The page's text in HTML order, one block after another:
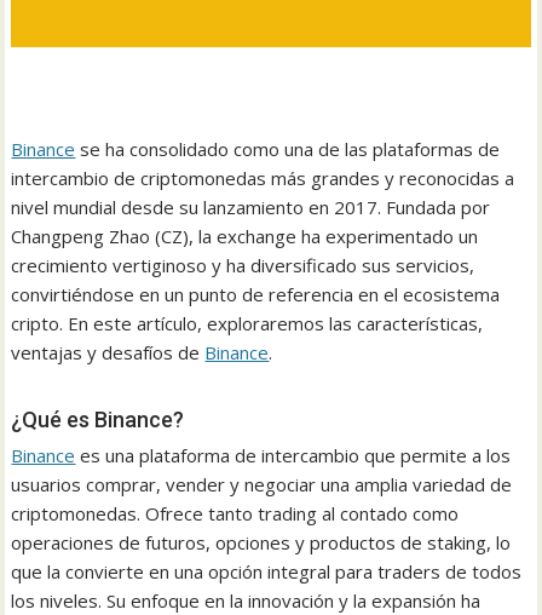
Binance se ha consolidado como una de las plataformas de
intercambio de criptomonedas más grandes y reconocidas a
nivel mundial desde su lanzamiento en 2017. Fundada por
Changpeng Zhao (CZ), la exchange ha experimentado un
crecimiento vertiginoso y ha diversificado sus servicios,
convirtiéndose en un punto de referencia en el ecosistema
cripto. En este artículo, exploraremos las características,
ventajas y desafíos de Binance.
¿Qué es Binance?
Binance es una plataforma de intercambio que permite a los
usuarios comprar, vender y negociar una amplia variedad de
criptomonedas. Ofrece tanto trading al contado como
operaciones de futuros, opciones y productos de staking, lo
que la convierte en una opción integral para traders de todos
los niveles. Su enfoque en la innovación y la expansión ha